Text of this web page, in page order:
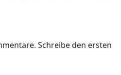
Schreibe den ersten